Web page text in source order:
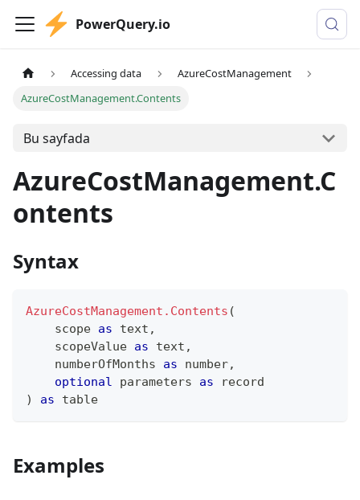
PowerQuery.io
Accessing data
AzureCostManagement
AzureCostManagement.Contents
Bu sayfada
AzureCostManagement.C
ontents
Syntax
AzureCostManagement.Contents (
    scope
as text ,
    scopeValue
as text ,
    numberOfMonths
as number,
optional parameters as
record
)
as table
Examples